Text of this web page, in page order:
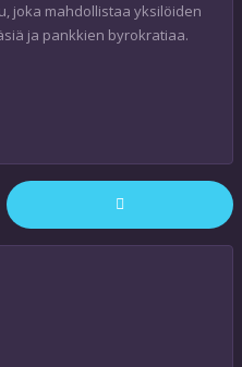
joka mahdollistaa yksilöiden
ja pankkien byrokratiaa.